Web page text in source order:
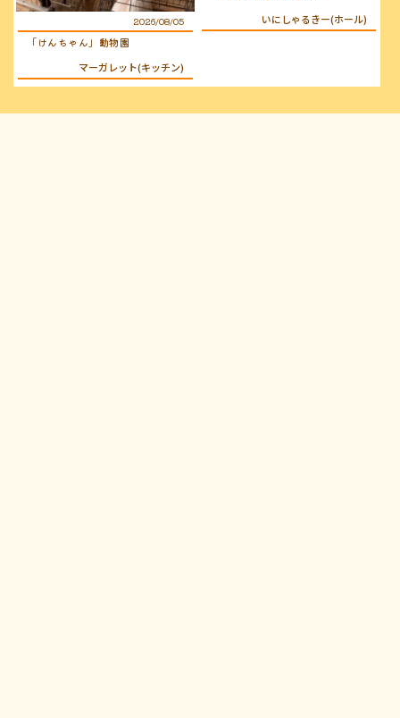
2026/08/05
「けんちゃん」動物園
マーガレット(キッチン)
いにしゃるきー(ホール)